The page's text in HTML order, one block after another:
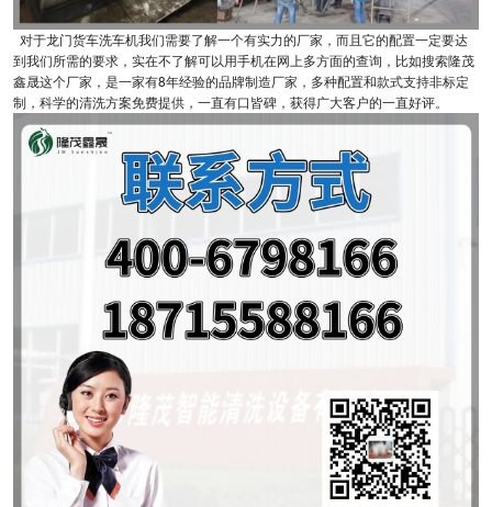
对于龙门货车洗车机我们需要了解一个有实力的厂家，而且它的配置一定要达
到我们所需的要求，实在不了解可以用手机在网上多方面的查询，比如搜索隆茂
鑫晟这个厂家，是一家有8年经验的品牌制造厂家，多种配置和款式支持非标定
制，科学的清洗方案免费提供，一直有口皆碑，获得广大客户的一直好评。